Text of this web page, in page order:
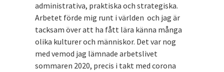
administrativa, praktiska och strategiska.
Arbetet förde mig runt i världen och jag är
tacksam över att ha fått lära känna många
olika kulturer och människor. Det var nog
med vemod jag lämnade arbetslivet
sommaren 2020, precis i takt med corona